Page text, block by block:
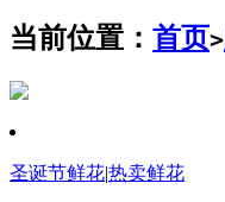
当前位置： 首页>
圣诞节鲜花|热卖鲜花